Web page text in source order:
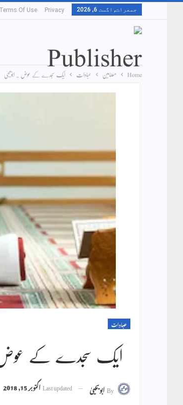
جمعرات, اگست 6, 2026 Privacy
Terms Of Use
Home مضامین عبادات ایک سجدے کے عوض ۔ ابویحییٰ
عبادات
ایک سجدے کے عوض ۔
Byابویحییٰ Last updatedاکتوبر 15, 2018